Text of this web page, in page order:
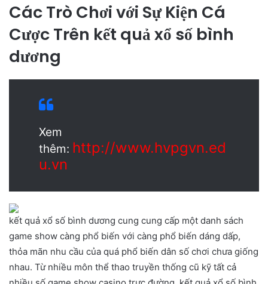
Các Trò Chơi với Sự Kiện Cá
Cược Trên kết quả xổ số bình
dương
Xem
thêm: http://www.hvpgvn.ed
u.vn
kết quả xổ số bình dương cung cung cấp một danh sách
game show càng phổ biến với càng phổ biến dáng dấp,
thỏa mãn nhu cầu của quá phổ biến dân số chơi chưa giống
nhau. Từ nhiều môn thể thao truyền thống cũ kỹ tất cả